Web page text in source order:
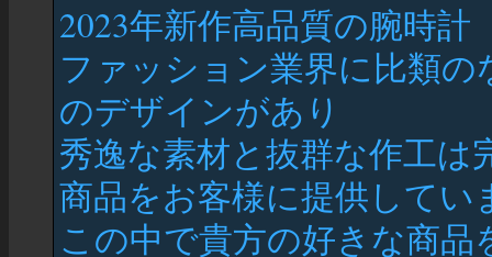
2023年新作高品質の腕時計
ファッション業界に比類
のデザインがあり
秀逸な素材と抜群な作工
商品をお客様に提供してい
この中で貴方の好きな商